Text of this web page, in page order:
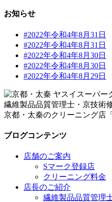
お知らせ
#2022年令和4年8月31日
#2022年令和4年8月31日
#2022年令和4年8月30日
#2022年令和4年8月30日
#2022年令和4年8月29日
繊維製品品質管理士・京技術
京都・太秦のクリーニング店
ブログコンテンツ
店舗のご案内
Sマーク登録店
クリーニング料金
店長のご紹介
繊維製品品質管理